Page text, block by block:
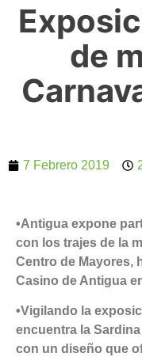
de
7 Febrero 2019
•Antigua expone
con los trajes de la
Centro de Mayores,
Casino de Antigua
•Vigilando la
encuentra la
con un diseño que